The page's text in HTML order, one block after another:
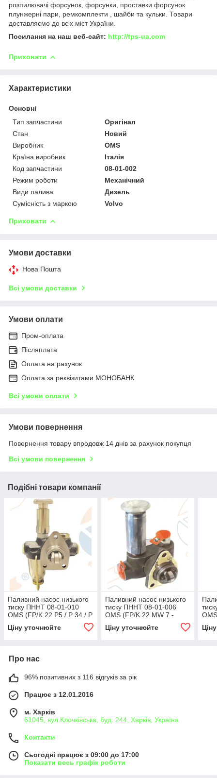
розпилювачі форсунок, форсунки, проставки форсунок
плунжерні пари, ремкомплекти , шайби та кульки. Товари
доставляємо до всіх міст України.
Посилання на наш веб-сайт: http://tps-ua.com
Приховати
Характеристики
Основні
Тип запчастини
Оригінал
Стан
Новий
Виробник
OMS
Країна виробник
Італія
Код запчастини
08-01-002
Режим роботи
Механічний
Види палива
Дизель
Сумісність з маркою
Volvo
Приховати
Умови доставки
Нова Пошта
Всі умови доставки
Умови оплати
Пром-оплата
Післяплата
Оплата на рахунок
Оплата за реквізитами МОНОБАНК
Всі умови оплати
Умови повернення
Повернення товару впродовж 14 днів за рахунок покупця
Всі умови повернення
Подібні товари компанії
Паливний насос низького
тиску ПННТ 08-01-010
OMS (FP/K 22 P5 / P 34 / P
0440008032, 0440008046,
Ціну уточнюйте
Паливний насос низького
тиску ПННТ 08-01-006
OMS (FP/K 22 MW 7 -
(0440017999,
Ціну уточнюйте
Про нас
96% позитивних з 116 відгуків за рік
Працює з 12.01.2016
м. Харків
61045, вул.Клочківська, буд. 244, Харків, Україна
Контакти
Сьогодні працює з 09:00 до 17:00
Показати весь графік роботи